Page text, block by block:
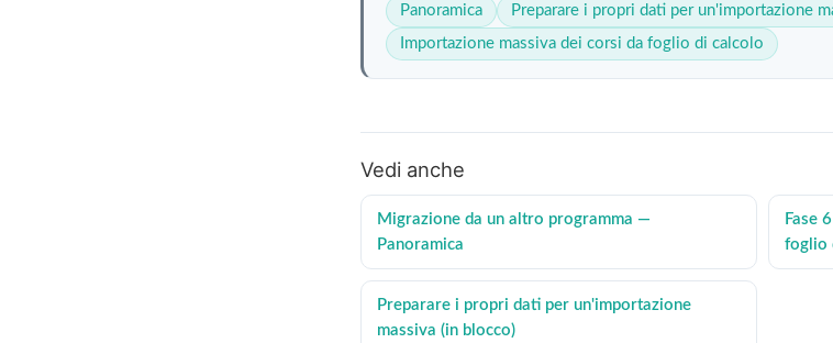
Panoramica
Preparare i propri dati per un'importazione
Importazione massiva dei corsi da foglio di calcolo
Vedi anche
Migrazione da un altro programma —
Panoramica
Fase
foglio
Preparare i propri dati per un'importazione
massiva (in blocco)